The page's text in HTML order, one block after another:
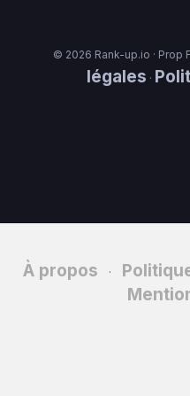
© 2026 Rank-up.io · Prop
légales ·
À propos ·